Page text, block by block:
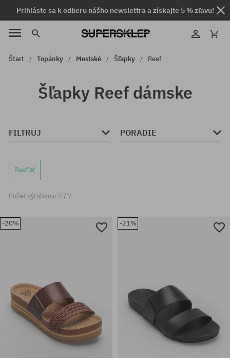
Prihláste sa k odberu nášho newslettra a získajte 5 % zľavu!
Štart Topánky Mestské Šľapky Reef
Šľapky Reef dámske
FILTRUJ PORADIE
Reef
Počet výrobkov: 7 / 7
-20% -21%